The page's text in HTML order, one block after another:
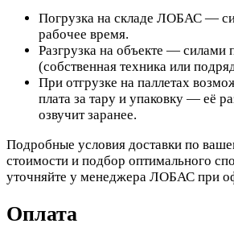
Погрузка на складе ЛОБАС —
рабочее время.
Разгрузка на объекте — силами
(собственная техника или
При отгрузке на паллетах
плата за тару и упаковку — её
озвучит заранее.
Подробные условия доставки по
стоимости и подбор оптимального
уточняйте у менеджера ЛОБАС при
Оплата